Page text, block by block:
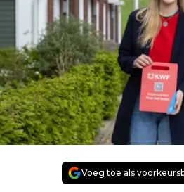
Voeg toe als